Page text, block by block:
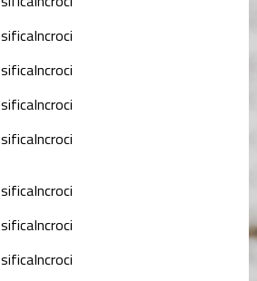
Incroci
Incroci
Incroci
Incroci
Incroci
Incroci
Incroci